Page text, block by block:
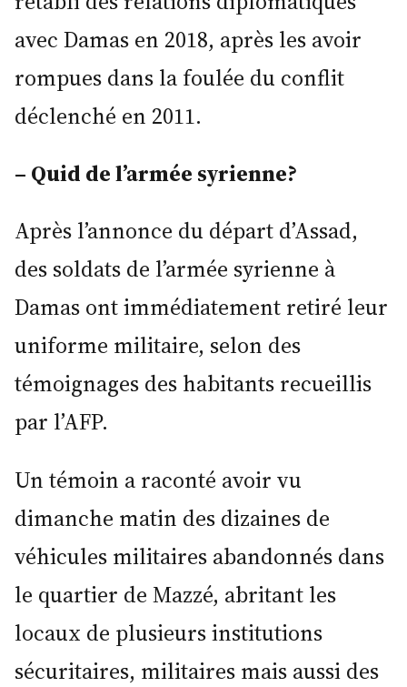
avec Damas en 2018, après les avoir
rompues dans la foulée du conflit
déclenché en 2011.
– Quid de l’armée syrienne?
Après l’annonce du départ d’Assad,
des soldats de l’armée syrienne à
Damas ont immédiatement retiré leur
uniforme militaire, selon des
témoignages des habitants recueillis
par l’AFP.
Un témoin a raconté avoir vu
dimanche matin des dizaines de
véhicules militaires abandonnés dans
le quartier de Mazzé, abritant les
locaux de plusieurs institutions
sécuritaires, militaires mais aussi des